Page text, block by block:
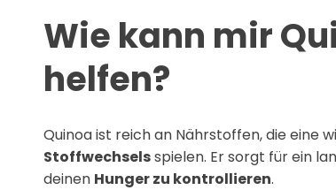
Wie kann mir
helfen?
Quinoa ist reich an Nährstoffen, die eine
Stoffwechselsspielen. Er sorgt für ein
deinen Hunger zu kontrollieren.